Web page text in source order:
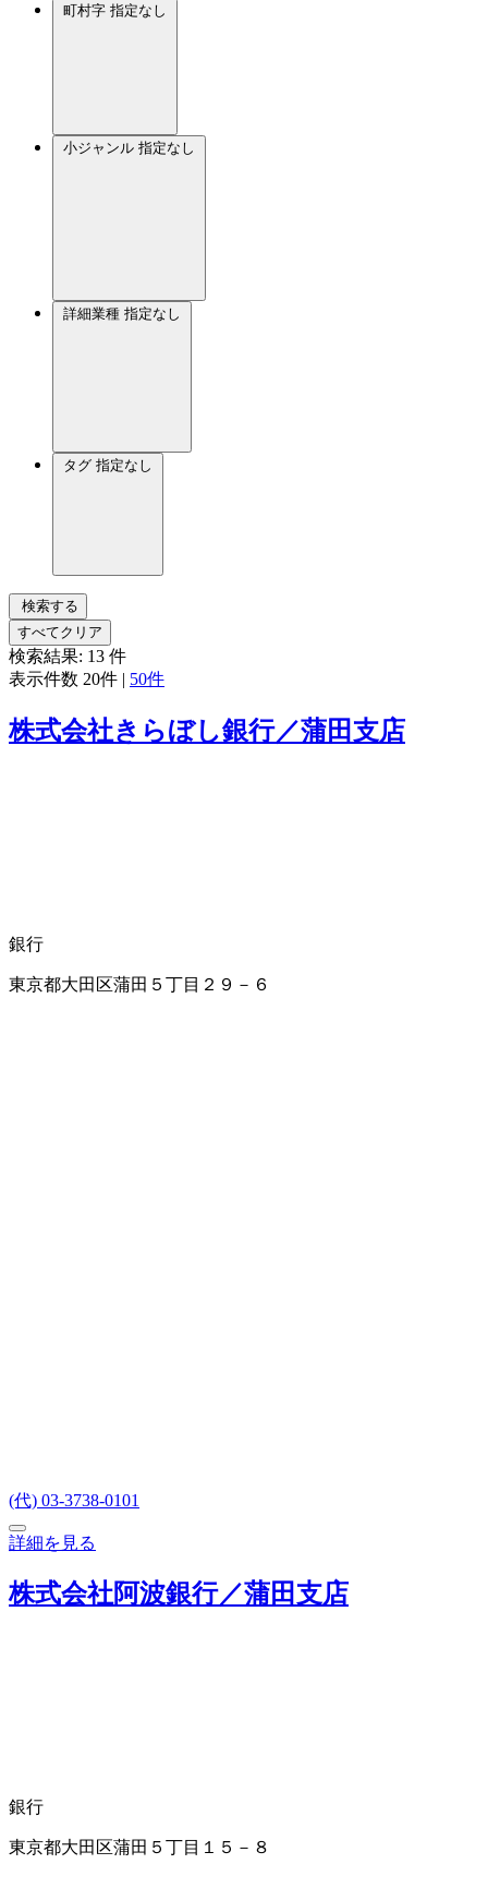
町村字 指定なし
小ジャンル 指定なし
詳細業種 指定なし
タグ 指定なし
検索する
すべてクリア
検索結果: 13 件
表示件数 20件 | 50件
株式会社きらぼし銀行／蒲田支店
銀行
東京都大田区蒲田５丁目２９－６
(代) 03-3738-0101
詳細を見る
株式会社阿波銀行／蒲田支店
銀行
東京都大田区蒲田５丁目１５－８